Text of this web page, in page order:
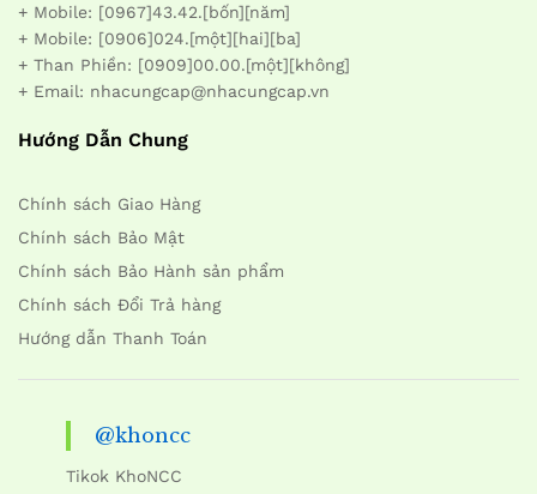
+ Mobile: [0967]43.42.[bốn][năm]
+ Mobile: [0906]024.[một][hai][ba]
+ Than Phiền: [0909]00.00.[một][không]
+ Email: nhacungcap@nhacungcap.vn
Hướng Dẫn Chung
Chính sách Giao Hàng
Chính sách Bảo Mật
Chính sách Bảo Hành sản phẩm
Chính sách Đổi Trả hàng
Hướng dẫn Thanh Toán
@khoncc
Tikok KhoNCC